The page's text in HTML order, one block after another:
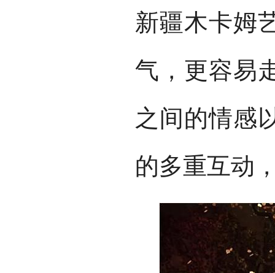
新疆木卡姆
气，更容易
之间的情感
的多重互动